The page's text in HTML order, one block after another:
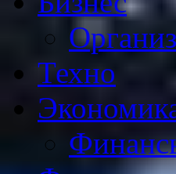
Техно